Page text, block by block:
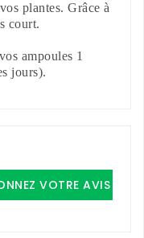
plantes. Grâce à
court.
ampoules 1
jours).
VOTRE AVIS